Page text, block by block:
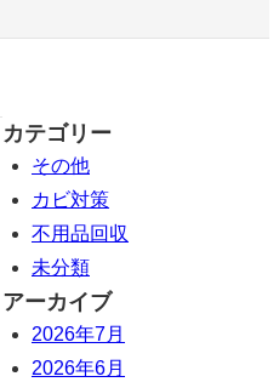
カテゴリー
その他
カビ対策
不用品回収
未分類
アーカイブ
2026年7月
2026年6月